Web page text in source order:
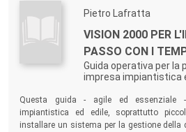
Pietro Lafratta
VISION 2000 PER
PASSO CON I
Guida operativa per la
impresa impiantistica
Questa guida - agile ed essenziale
impiantistica ed edile, soprattutto
installare un sistema per la gestione della